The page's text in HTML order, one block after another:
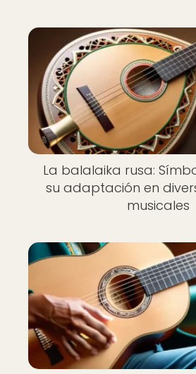
La balalaika rusa:
su adaptación en
musicales